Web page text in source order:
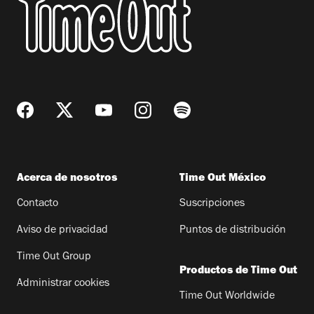
Acerca de nosotros
Contacto
Aviso de privacidad
Time Out Group
Administrar cookies
Time Out México
Suscripciones
Puntos de distribución
Productos de Time Out
Time Out Worldwide